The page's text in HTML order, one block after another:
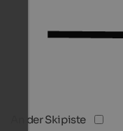
An der Skipiste